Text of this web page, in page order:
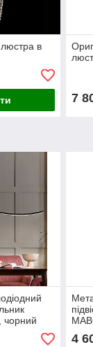
в
7
чорний
4